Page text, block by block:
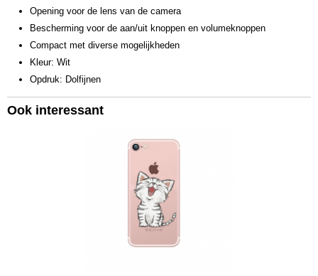
Opening voor de lens van de camera
Bescherming voor de aan/uit knoppen en volumeknoppen
Compact met diverse mogelijkheden
Kleur: Wit
Opdruk: Dolfijnen
Ook interessant